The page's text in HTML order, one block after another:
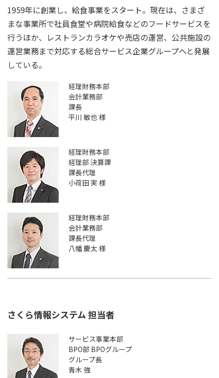
1959年に創業し、給食事業をスタート。現在は、さまざ
まな事業所で社員食堂や病院給食などのフードサービスを
行うほか、レストランカラオケや売店の運営、公共施設の
運営業務まで対応する総合サービス企業グループへと発展
している。
経理財務本部
会計業務部
課長
平川 敏也 様
経理財務本部
経理部 決算課
課長代理
小荷田 実 様
経理財務本部
会計業務部
課長代理
八幡 慶太 様
さくら情報システム 担当者
サービス事業本部
BPO部 BPOグループ
グループ長
青木 強